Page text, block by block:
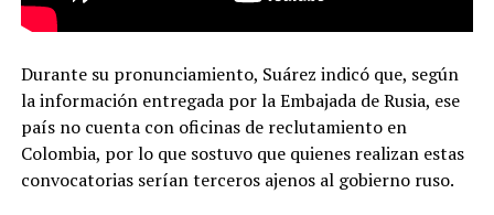
Durante su pronunciamiento, Suárez indicó que, según
la información entregada por la Embajada de Rusia, ese
país no cuenta con oficinas de reclutamiento en
Colombia, por lo que sostuvo que quienes realizan estas
convocatorias serían terceros ajenos al gobierno ruso.